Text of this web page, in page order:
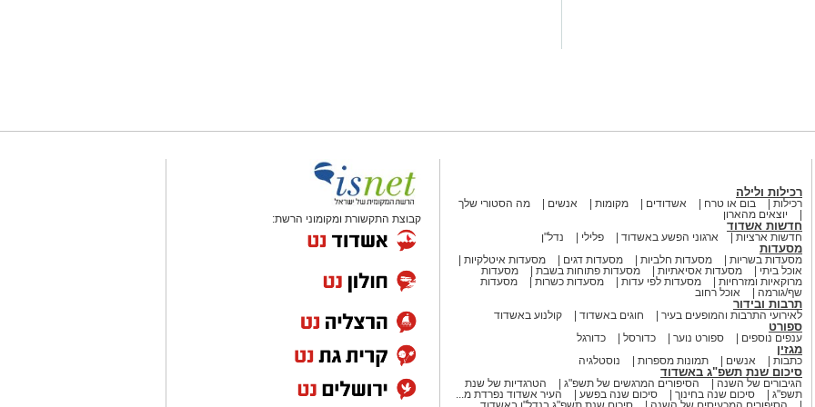
במיוחד, ולא נמצא בה כל שילוט
החלקה. תוך כדי הליכה על הרצפה
ונפל, כשהוא נחבל קשות בידו הימנית.
החולים "בריאותא" בבאר שבע התגלה
הנער מעקב וטיפולים אצל אורתופד
משככי כאבים.
מצבו של הנער לא השתפר באופן
וממגבלות תנועה בשורש כף היד
על תפקודו היומיומי.
סבל מנכות זמנית מלאה למשך
רכילות ולילה
רכילות בום או טרח אשדודים מקומות אנשים
מה הסטורי שלך
יוצאים מהארון
חדשות אשדוד
חדשות ארציות ארגוני הפשע באשדוד פלילי נדל"ן
מסעדות
מסעדות בשריות מסעדות חלביות מסעדות דגים
מסעדות איטלקיות
אוכל ביתי
מסעדות אסיאתיות מסעדות פתוחות בשבת
מסעדות
מרוקאיות ומזרחיות
מסעדות לפי עדות מסעדות כשרות
מסעדות
שף/גורמה
אוכל רחוב
תרבות ובידור
לאירועי התרבות והמופעים בעיר חוגים באשדוד קולנוע באשדוד
ספורט
ענפים נוספים ספורט נוער כדורסל כדורגל
מגזין
כתבות אנשים תמונות מספרות נוסטלגיה
סיכום שנת תשפ"ג באשדוד
הגיבורים של השנה הסיפורים המרגשים של תשפ"ג
הטרגדיות של שנת
תשפ"ג
סיכום שנה בחינוך סיכום שנה בפשע
העיר אשדוד נפרדת מ...
קבוצת התקשורת ומקומוני הרשת: